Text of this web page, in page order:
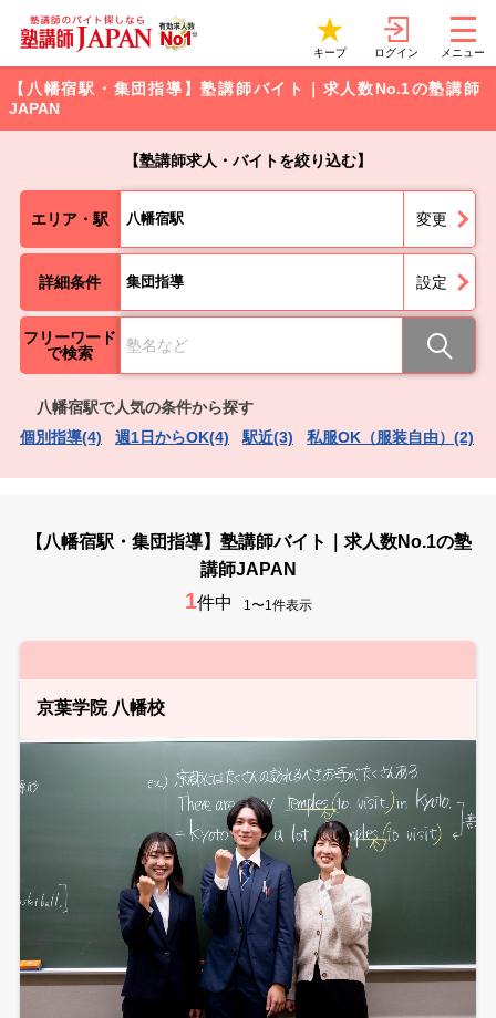
キープ ログイン メニュー
【八幡宿駅・集団指導】塾講師バイト｜求人数No.1の塾講師
JAPAN
【塾講師求人・バイトを絞り込む】
エリア・駅 八幡宿駅 変更
詳細条件 集団指導 設定
フリーワード
で検索
八幡宿駅で人気の条件から探す
個別指導(4)
週1日からOK(4) 駅近(3) 私服OK（服装自由）(2)
【八幡宿駅・集団指導】塾講師バイト｜求人数No.1の塾
講師JAPAN
1件中 1〜1件表示
京葉学院 八幡校